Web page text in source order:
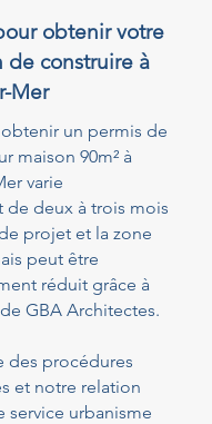
obtenir votre
de construire à
Mer
un permis de
maison 90m² à
varie
de deux à trois mois
projet et la zone
peut être
réduit grâce à
GBA Architectes.
des procédures
et notre relation
service urbanisme